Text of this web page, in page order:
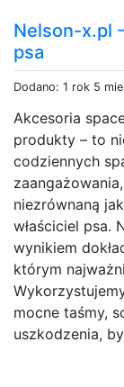
Nelson-x.pl
psa
Dodano: 1 rok 5
Akcesoria
produkty – to
codziennych
niezrównaną
właściciel psa.
wynikiem
którym
mocne taśmy,
uszkodzenia,